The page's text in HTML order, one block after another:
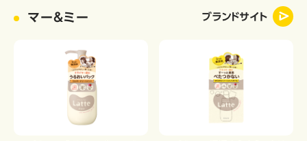
マー＆ミー ブランドサイト